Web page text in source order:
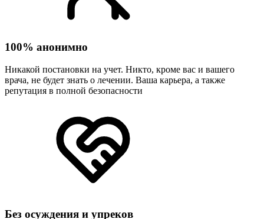
100% анонимно
Никакой постановки на учет. Никто, кроме вас и вашего
врача, не будет знать о лечении. Ваша карьера, а также
репутация в полной безопасности
Без осуждения и упреков